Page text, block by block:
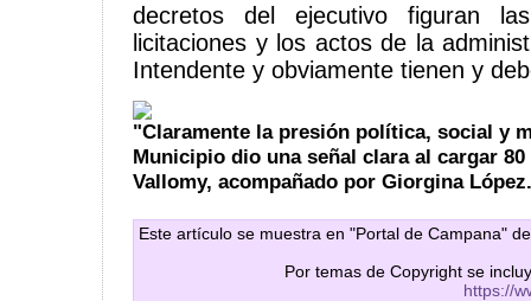
decretos del ejecutivo figuran
licitaciones y los actos de la
Intendente y obviamente tienen y
"Claramente la presión política, social y
Municipio dio una señal clara al cargar
Vallomy, acompañado por Giorgina López.
Este artículo se muestra en "Portal de Campana"
Por temas de Copyright se
https://